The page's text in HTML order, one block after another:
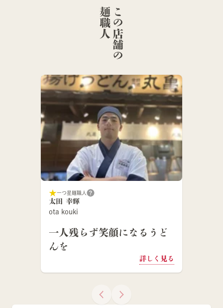
こ
の
店
舗
の
麺
職
人
一つ星麺職人
太田 幸輝
ota kouki
一人残らず笑顔になるうど
んを
詳しく見る